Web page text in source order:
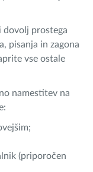
dovolj prostega
pisanja in zagona
vse ostale
namestitev na
(priporočen